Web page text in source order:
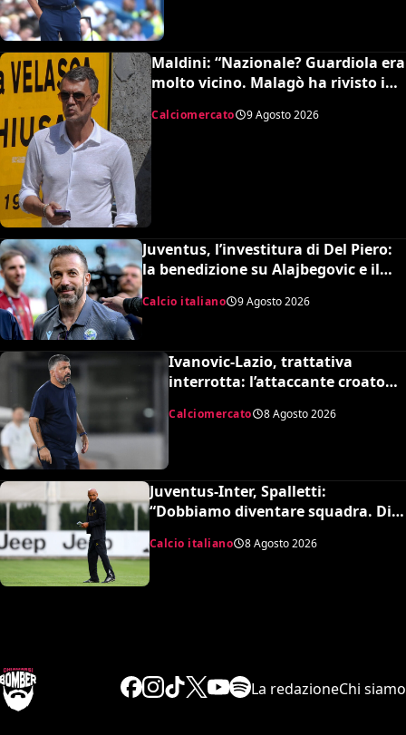
Maldini: “Nazionale? Guardiola era
molto vicino. Malagò ha rivisto i
Calciomercato 9 Agosto 2026
Juventus, l’investitura di Del Piero:
la benedizione su Alajbegovic e il
fattore Spalletti per il ritorno in alto
Calcio italiano 9 Agosto 2026
Ivanovic-Lazio, trattativa
interrotta: l’attaccante croato
Calciomercato 8 Agosto 2026
Juventus-Inter, Spalletti:
“Dobbiamo diventare squadra. Di
Gregorio? Cose che possono
capitare”
Calcio italiano 8 Agosto 2026
La redazioneChi siamo